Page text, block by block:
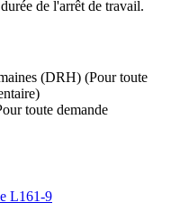
de l'arrêt de travail.
(DRH) (Pour toute
toute demande
L161-9